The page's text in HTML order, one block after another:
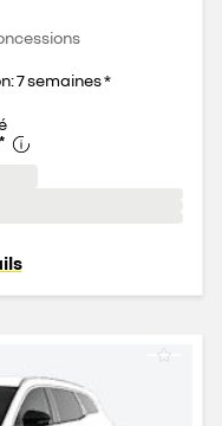
7 semaines *
*